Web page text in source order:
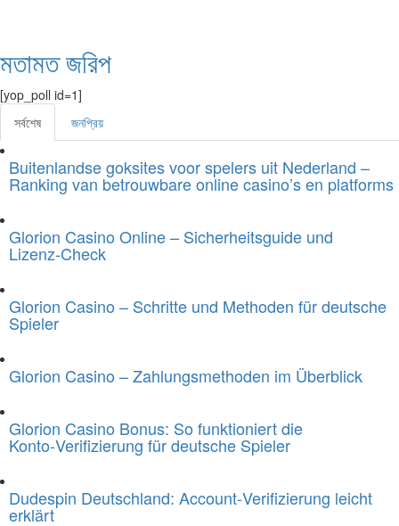
মতামত জরিপ
[yop_poll id=1]
সর্বশেষ
জনপ্রিয়
Buitenlandse goksites voor spelers uit Nederland –
Ranking van betrouwbare online casino’s en platforms
Glorion Casino Online – Sicherheitsguide und
Lizenz‑Check
Glorion Casino – Schritte und Methoden für deutsche
Spieler
Glorion Casino – Zahlungsmethoden im Überblick
Glorion Casino Bonus: So funktioniert die
Konto‑Verifizierung für deutsche Spieler
Dudespin Deutschland: Account‑Verifizierung leicht
erklärt